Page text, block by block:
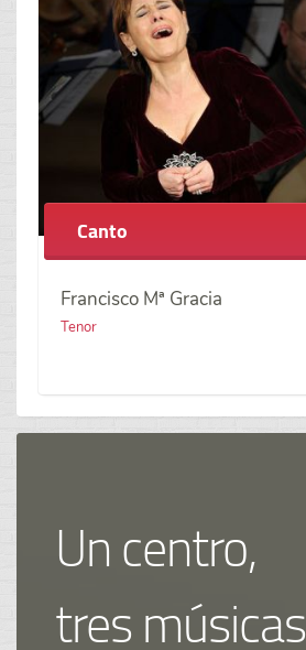
Violín
Claudia Alcántara
Violín
Un centro,
tres músicas